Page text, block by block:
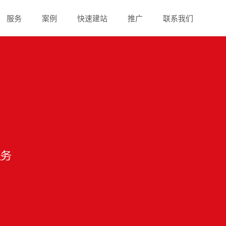
服务 案例 快速建站 推广 联系我们